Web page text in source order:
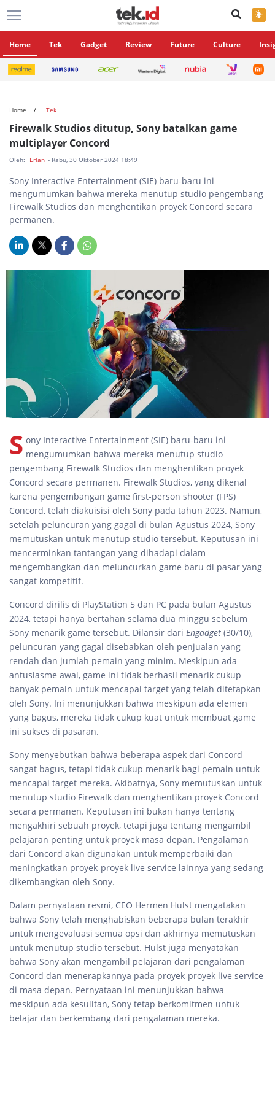
×
Home Tek Gadget Review Future Culture
Home Tek
Firewalk Studios ditutup, Sony batalkan game
multiplayer Concord
Oleh: Erlan - Rabu, 30 Oktober 2024 18:49
Sony Interactive Entertainment (SIE) baru-baru ini
mengumumkan bahwa mereka menutup studio pengembang
Firewalk Studios dan menghentikan proyek Concord secara
permanen.
S ony Interactive Entertainment (SIE) baru-baru ini
mengumumkan bahwa mereka menutup studio
pengembang Firewalk Studios dan menghentikan proyek
Concord secara permanen. Firewalk Studios, yang dikenal
karena pengembangan game first-person shooter (FPS)
Concord, telah diakuisisi oleh Sony pada tahun 2023. Namun,
setelah peluncuran yang gagal di bulan Agustus 2024, Sony
memutuskan untuk menutup studio tersebut. Keputusan ini
mencerminkan tantangan yang dihadapi dalam
mengembangkan dan meluncurkan game baru di pasar yang
sangat kompetitif.
Concord dirilis di PlayStation 5 dan PC pada bulan Agustus
2024, tetapi hanya bertahan selama dua minggu sebelum
Sony menarik game tersebut. Dilansir dari Engadget (30/10),
peluncuran yang gagal disebabkan oleh penjualan yang
rendah dan jumlah pemain yang minim. Meskipun ada
antusiasme awal, game ini tidak berhasil menarik cukup
banyak pemain untuk mencapai target yang telah ditetapkan
oleh Sony. Ini menunjukkan bahwa meskipun ada elemen
yang bagus, mereka tidak cukup kuat untuk membuat game
ini sukses di pasaran.
Sony menyebutkan bahwa beberapa aspek dari Concord
sangat bagus, tetapi tidak cukup menarik bagi pemain untuk
mencapai target mereka. Akibatnya, Sony memutuskan untuk
menutup studio Firewalk dan menghentikan proyek Concord
secara permanen. Keputusan ini bukan hanya tentang
mengakhiri sebuah proyek, tetapi juga tentang mengambil
pelajaran penting untuk proyek masa depan. Pengalaman
dari Concord akan digunakan untuk memperbaiki dan
meningkatkan proyek-proyek live service lainnya yang sedang
dikembangkan oleh Sony.
Dalam pernyataan resmi, CEO Hermen Hulst mengatakan
bahwa Sony telah menghabiskan beberapa bulan terakhir
untuk mengevaluasi semua opsi dan akhirnya memutuskan
untuk menutup studio tersebut. Hulst juga menyatakan
bahwa Sony akan mengambil pelajaran dari pengalaman
Concord dan menerapkannya pada proyek-proyek live service
di masa depan. Pernyataan ini menunjukkan bahwa
meskipun ada kesulitan, Sony tetap berkomitmen untuk
belajar dan berkembang dari pengalaman mereka.